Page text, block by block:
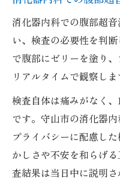
消化器内科で
方法
消化器内科を通じ
消化器内科の
目指す
腹部エコーが
な理由
消化器内科に
性
消化器内科での腹部超
い、検査の必要性を判
で腹部にゼリーを塗り
リアルタイムで観察しま
検査自体は痛みがなく
です。守山市の消化器
プライバシーに配慮し
かしさや不安を和らげ
査結果は当日中に説明